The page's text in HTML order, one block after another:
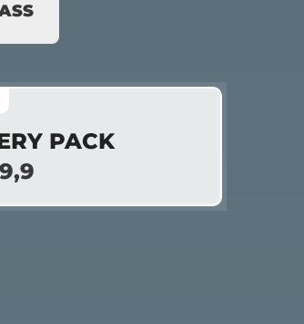
PACK